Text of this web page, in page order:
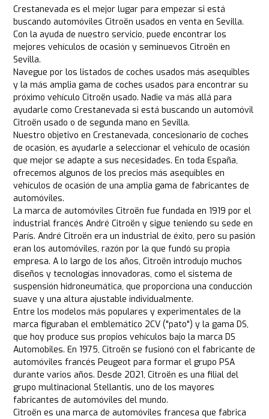
Crestanevada es el mejor lugar para empezar si está
buscando automóviles Citroën usados en venta en Sevilla.
Con la ayuda de nuestro servicio, puede encontrar los
mejores vehículos de ocasión y seminuevos Citroën en
Sevilla.
Navegue por los listados de coches usados más asequibles
y la más amplia gama de coches usados para encontrar su
próximo vehículo Citroën usado. Nadie va más allá para
ayudarle como Crestanevada si está buscando un automóvil
Citroën usado o de segunda mano en Sevilla.
Nuestro objetivo en Crestanevada, concesionario de coches
de ocasión, es ayudarle a seleccionar el vehículo de ocasión
que mejor se adapte a sus necesidades. En toda España,
ofrecemos algunos de los precios más asequibles en
vehículos de ocasión de una amplia gama de fabricantes de
automóviles.
La marca de automóviles Citroën fue fundada en 1919 por el
industrial francés André Citroën y sigue teniendo su sede en
París. André Citroën era un industrial de éxito, pero su pasión
eran los automóviles, razón por la que fundó su propia
empresa. A lo largo de los años, Citroën introdujo muchos
diseños y tecnologías innovadoras, como el sistema de
suspensión hidroneumática, que proporciona una conducción
suave y una altura ajustable individualmente.
Entre los modelos más populares y experimentales de la
marca figuraban el emblemático 2CV ("pato") y la gama DS,
que hoy produce sus propios vehículos bajo la marca DS
Automobiles. En 1975, Citroën se fusionó con el fabricante de
automóviles francés Peugeot para formar el grupo PSA
durante varios años. Desde 2021, Citroën es una filial del
grupo multinacional Stellantis, uno de los mayores
fabricantes de automóviles del mundo.
Citroën es una marca de automóviles francesa que fabrica